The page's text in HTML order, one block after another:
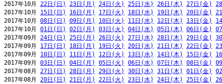
2017年10月 22日(日) 23日(月) 24日(火) 25日(水) 26日(木) 27日(金)
2017年10月 15日(日) 16日(月) 17日(火) 18日(水) 19日(木) 20日(金)
2017年10月 08日(日) 09日(月) 10日(火) 11日(水) 12日(木) 13日(金)
2017年10月 01日(日) 02日(月) 03日(火) 04日(水) 05日(木) 06日(金)
2017年09月 24日(日) 25日(月) 26日(火) 27日(水) 28日(木) 29日(金)
2017年09月 17日(日) 18日(月) 19日(火) 20日(水) 21日(木) 22日(金)
2017年09月 10日(日) 11日(月) 12日(火) 13日(水) 14日(木) 15日(金)
2017年09月 03日(日) 04日(月) 05日(火) 06日(水) 07日(木) 08日(金)
2017年08月 27日(日) 28日(月) 29日(火) 30日(水) 31日(木) 01日(金)
2017年08月 20日(日) 21日(月) 22日(火) 23日(水) 24日(木) 25日(金)